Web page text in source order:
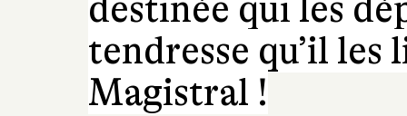
destinée qui les
tendresse qu’il
Magistral !